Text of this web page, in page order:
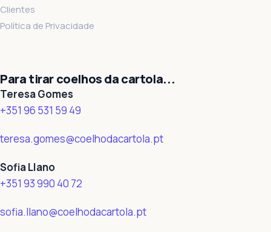
Clientes
Política de Privacidade
Para tirar coelhos da cartola...
Teresa Gomes
+351 96 531 59 49
teresa.gomes@coelhodacartola.pt
Sofia Llano
+351 93 990 40 72
sofia.llano@coelhodacartola.pt